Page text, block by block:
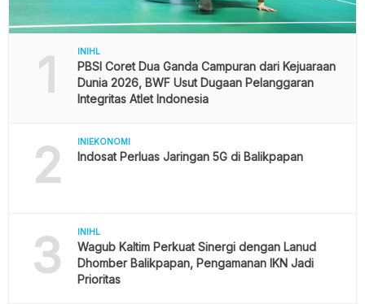
1 INIHL
PBSI Coret Dua Ganda Campuran dari Kejuaraan
Dunia 2026, BWF Usut Dugaan Pelanggaran
Integritas Atlet Indonesia
2 INIEKONOMI
Indosat Perluas Jaringan 5G di Balikpapan
3 INIHL
Wagub Kaltim Perkuat Sinergi dengan Lanud
Dhomber Balikpapan, Pengamanan IKN Jadi
Prioritas